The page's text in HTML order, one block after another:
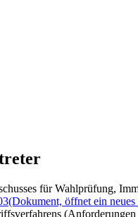
für Wahlprüfung,
(Dokument, öffnet ein neues